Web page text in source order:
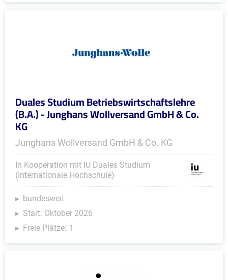
Duales Studium Betriebswirtschaftslehre
(B.A.) - Junghans Wollversand GmbH & Co.
KG
Junghans Wollversand GmbH & Co. KG
In Kooperation mit IU Duales Studium
(Internationale Hochschule)
bundesweit
Start: Oktober 2026
Freie Plätze: 1